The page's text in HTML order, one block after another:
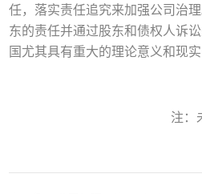
任，落实责任追究来加强公司治
东的责任并通过股东和债权人诉
国尤其具有重大的理论意义和现实
注：